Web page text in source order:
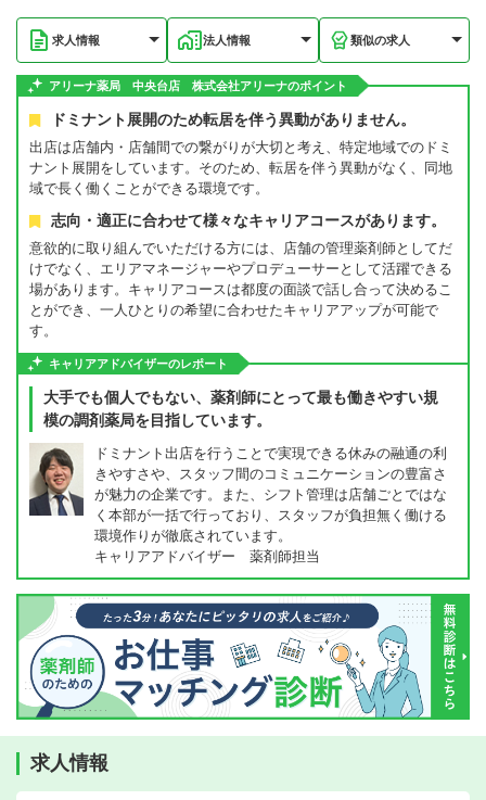
求人情報 法人情報 類似の求人
アリーナ薬局 中央台店 株式会社アリーナのポイント
ドミナント展開のため転居を伴う異動がありません。
出店は店舗内・店舗間での繋がりが大切と考え、特定地域でのドミ
ナント展開をしています。そのため、転居を伴う異動がなく、同地
域で長く働くことができる環境です。
志向・適正に合わせて様々なキャリアコースがあります。
意欲的に取り組んでいただける方には、店舗の管理薬剤師としてだ
けでなく、エリアマネージャーやプロデューサーとして活躍できる
場があります。キャリアコースは都度の面談で話し合って決めるこ
とができ、一人ひとりの希望に合わせたキャリアアップが可能で
す。
キャリアアドバイザーのレポート
大手でも個人でもない、薬剤師にとって最も働きやすい規
模の調剤薬局を目指しています。
ドミナント出店を行うことで実現できる休みの融通の利
きやすさや、スタッフ間のコミュニケーションの豊富さ
が魅力の企業です。また、シフト管理は店舗ごとではな
く本部が一括で行っており、スタッフが負担無く働ける
環境作りが徹底されています。
キャリアアドバイザー 薬剤師担当
求人情報